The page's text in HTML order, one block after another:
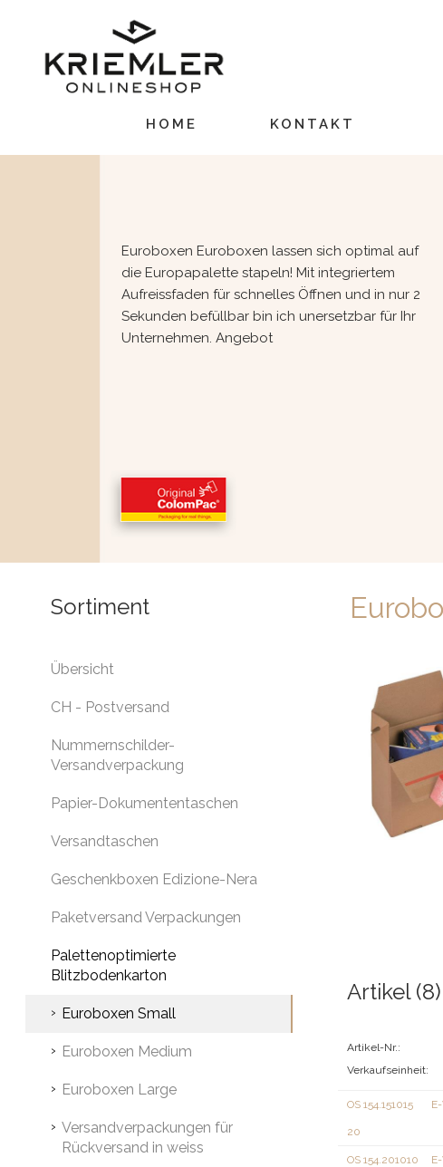
HOME KONTAKT
Euroboxen Euroboxen lassen sich optimal auf
die Europapalette stapeln! Mit integriertem
Aufreissfaden für schnelles Öffnen und in nur 2
Sekunden befüllbar bin ich unersetzbar für Ihr
Unternehmen. Angebot
Sortiment
Übersicht
CH - Postversand
Nummernschilder-
Versandverpackung
Papier-Dokumententaschen
Versandtaschen
Geschenkboxen Edizione-Nera
Paketversand Verpackungen
Palettenoptimierte
Blitzbodenkarton
Euroboxen Small
Euroboxen Medium
Euroboxen Large
Versandverpackungen für
Rückversand in weiss
Artikel (8)
Artikel-Nr.:
Verkaufseinheit:
OS 154.151015
20
OS 154.201010